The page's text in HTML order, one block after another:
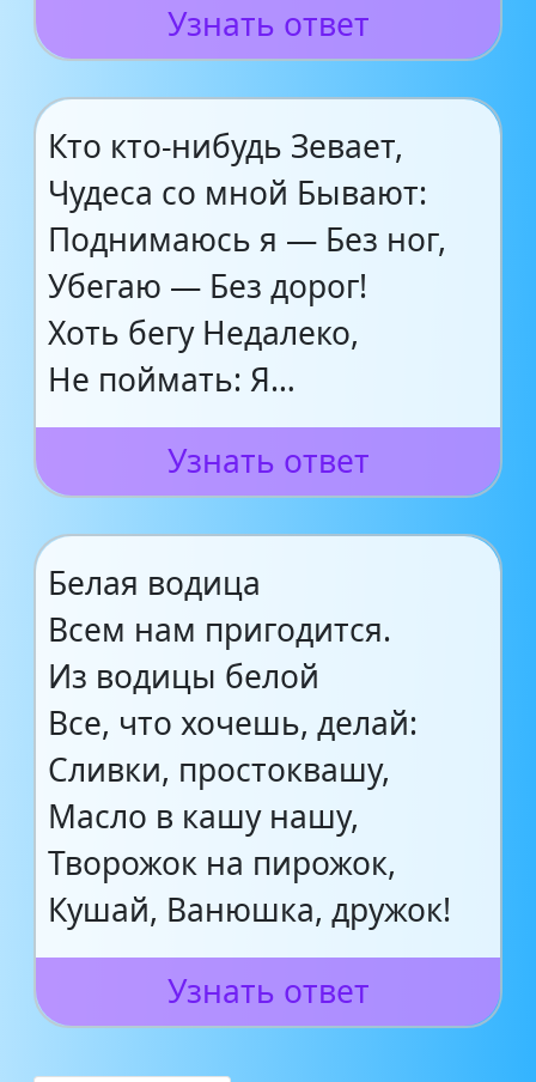
Узнать ответ
Кто кто-нибудь Зевает,
Чудеса со мной Бывают:
Поднимаюсь я — Без ног,
Убегаю — Без дорог!
Хоть бегу Недалеко,
Не поймать: Я…
Узнать ответ
Белая водица
Всем нам пригодится.
Из водицы белой
Все, что хочешь, делай:
Сливки, простоквашу,
Масло в кашу нашу,
Творожок на пирожок,
Кушай, Ванюшка, дружок!
Узнать ответ